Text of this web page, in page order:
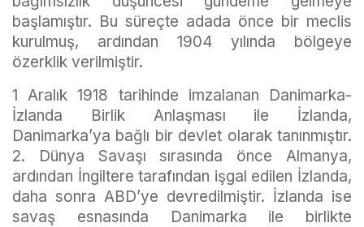
başlamıştır. Bu süreçte adada önce bir meclis
kurulmuş, ardından 1904 yılında bölgeye
özerklik verilmiştir.
1 Aralık 1918 tarihinde imzalanan Danimarka-
İzlanda Birlik Anlaşması ile İzlanda,
Danimarka’ya bağlı bir devlet olarak tanınmıştır.
2. Dünya Savaşı sırasında önce Almanya,
ardından İngiltere tarafından işgal edilen İzlanda,
daha sonra ABD’ye devredilmiştir. İzlanda ise
savaş esnasında Danimarka ile birlikte